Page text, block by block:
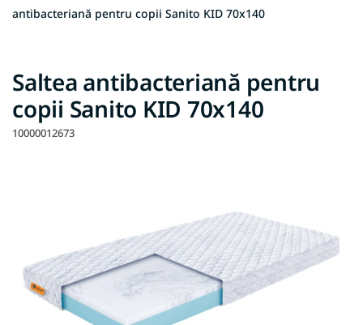
antibacteriană pentru copii Sanito KID 70x140
Saltea antibacteriană pentru
copii Sanito KID 70x140
10000012673